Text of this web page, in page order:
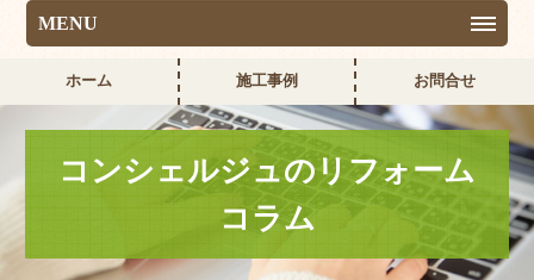
MENU
ホーム 施工事例 お問合せ
コンシェルジュのリフォーム
コラム